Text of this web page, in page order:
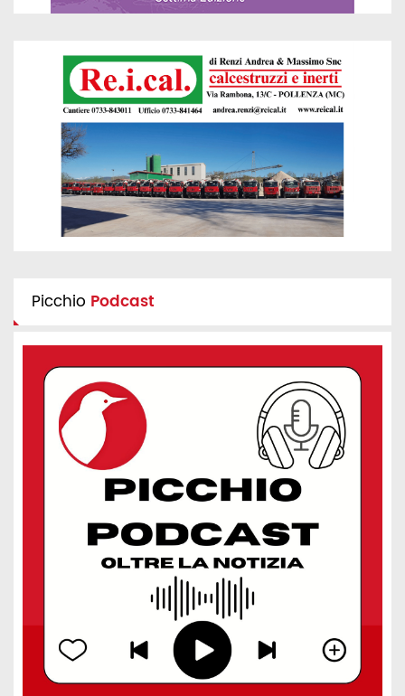
Picchio Podcast